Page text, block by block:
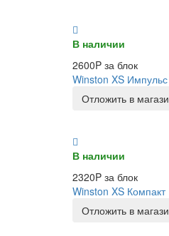
В наличии
2600P за блок
Winston XS Импульс
Отложить в
В наличии
2320P за блок
Winston XS Компакт
Отложить в